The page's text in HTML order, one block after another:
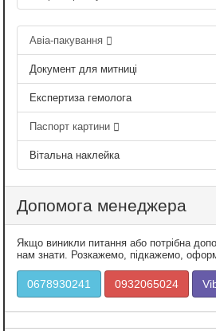
Авіа-пакування
Документ для митниці
Експертиза гемолога
Паспорт картини
Вітальна наклейка
Допомога менеджера
Якщо виникли питання або потрібна
нам знати. Розкажемо, підкажемо,
0678930241 0932065024